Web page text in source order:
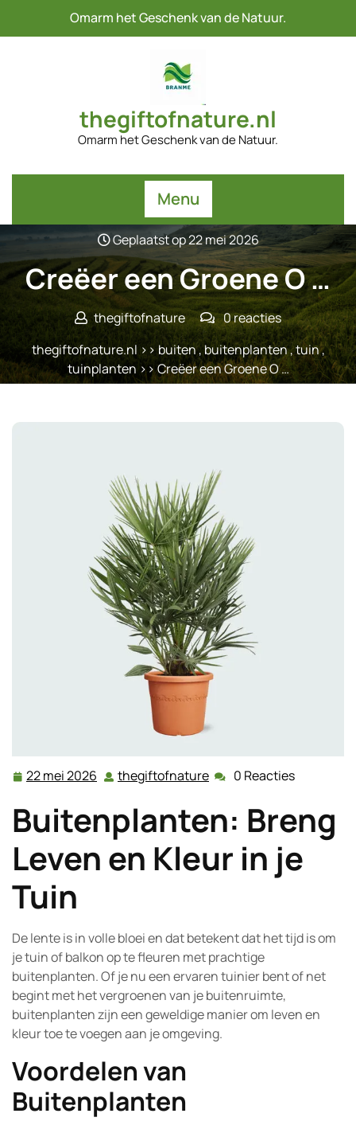
Omarm het Geschenk van de Natuur.
thegiftofnature.nl
Omarm het Geschenk van de Natuur.
Menu
Geplaatst op 22 mei 2026
Creëer een Groene O …
thegiftofnature
0 reacties
thegiftofnature.nl>> buiten,buitenplanten,tuin,
tuinplanten >> Creëer een Groene O …
22 mei 2026 22
2026
thegiftofnature thegiftofnature
0 Reacties
Buitenplanten: Breng
Leven en Kleur in je
Tuin
De lente is in volle bloei en dat betekent dat het tijd is om
je tuin of balkon op te fleuren met prachtige
buitenplanten. Of je nu een ervaren tuinier bent of net
begint met het vergroenen van je buitenruimte,
buitenplanten zijn een geweldige manier om leven en
kleur toe te voegen aan je omgeving.
Voordelen van
Buitenplanten